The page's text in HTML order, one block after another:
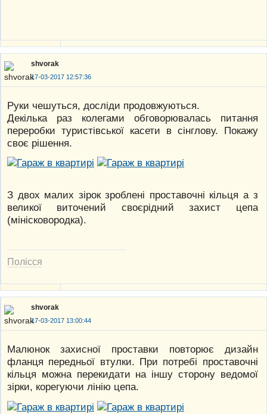
shvorak
17-03-2017 12:57:36
Руки чешуться, досліди продовжуються.
Декілька раз колегами обговорювалась питання
переробки туристівської касети в сінглову. Покажу
своє рішення.
З двох малих зірок зроблені проставочні кільця а з
великої виточений своєрідний захист цепа
(мінісковородка).
Полісся
shvorak
17-03-2017 13:00:44
Малюнок захисної проставки повторює дизайн
фланця передньої втулки. При потребі проставочні
кільця можна перекидати на іншу сторону ведомої
зірки, корегуючи лінію цепа.